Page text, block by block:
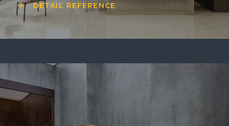
DETAIL REFERENCE